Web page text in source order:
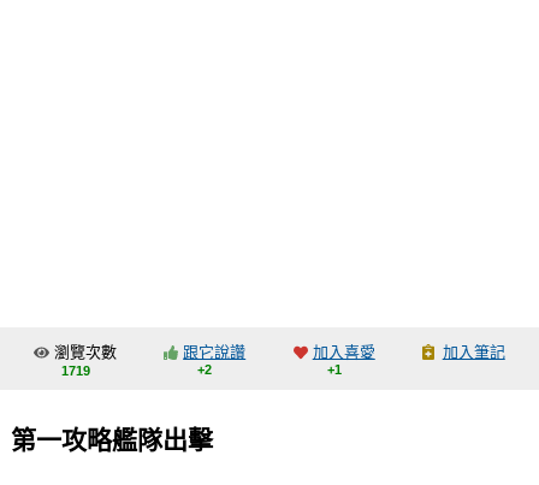
交流中心
會員功能選單
瀏覽次數
1719
跟它說讚
+2
加入喜愛
+1
加入筆記
第一攻略艦隊出擊